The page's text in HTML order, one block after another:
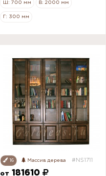
Ш: 700 мм В: 2000 мм
Г: 300 мм
16 Массив дерева #NS1711
от 181610